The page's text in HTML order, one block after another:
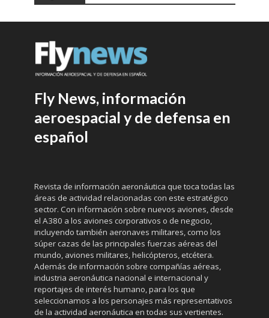
Fly News, información
aeroespacial y de defensa en
español
Revista de información aeronáutica que toca todas las
áreas de actividad relacionadas con este estratégico
sector. Con información sobre nuevos aviones, desde
el A380 a los aviones corporativos o de negocio,
incluyendo también aeronaves militares, como los
súper cazas de las principales fuerzas aéreas del
mundo, aviones militares, helicópteros, etcétera.
Además de información sobre compañías aéreas,
industria aeronáutica nacional e internacional y
reportajes de interés humano, para los que
seleccionamos a los personajes más representativos
de la actividad aeronáutica en todas sus vertientes.